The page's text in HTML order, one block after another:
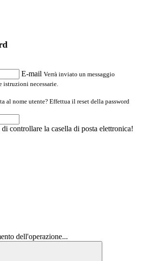
E-mail Verrà inviato un messaggio
necessarie.
al nome utente? Effettua il reset della password
controllare la casella di posta elettronica!
dell'operazione...